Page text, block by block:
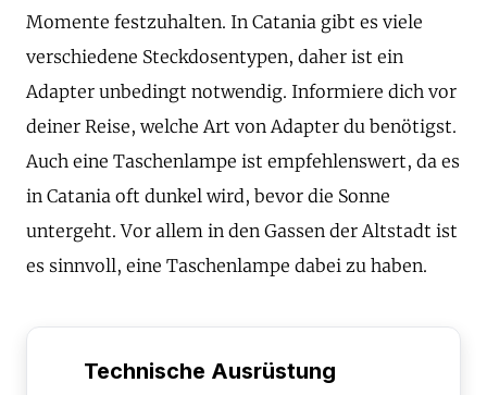
Momente festzuhalten. In Catania gibt es viele
verschiedene Steckdosentypen, daher ist ein
Adapter unbedingt notwendig. Informiere dich vor
deiner Reise, welche Art von Adapter du benötigst.
Auch eine Taschenlampe ist empfehlenswert, da es
in Catania oft dunkel wird, bevor die Sonne
untergeht. Vor allem in den Gassen der Altstadt ist
es sinnvoll, eine Taschenlampe dabei zu haben.
Technische Ausrüstung